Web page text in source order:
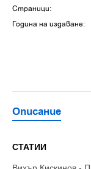
Страници:
Година на издаване:
Описание
СТАТИИ